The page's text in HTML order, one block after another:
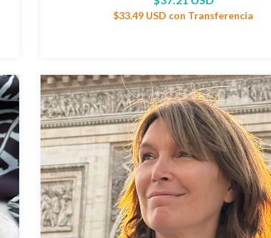
$33.49 USD con Transferencia